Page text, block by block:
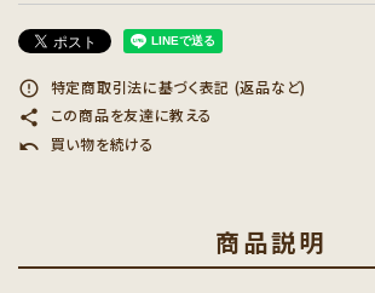
error_outline 特定商取引法に基づく表記 (返品など)
share この商品を友達に教える
undo 買い物を続ける
商品説明